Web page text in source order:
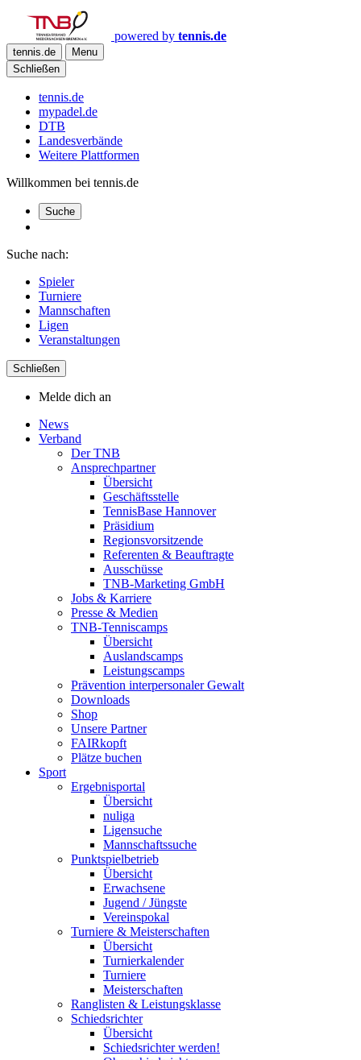
powered by tennis.de
tennis.de
Menu
Schließen
tennis.de
mypadel.de
DTB
Landesverbände
Weitere Plattformen
Willkommen bei tennis.de
Suche
Suche nach:
Spieler
Turniere
Mannschaften
Ligen
Veranstaltungen
Schließen
Melde dich an
News
Verband
Der TNB
Ansprechpartner
Übersicht
Geschäftsstelle
TennisBase Hannover
Präsidium
Regionsvorsitzende
Referenten & Beauftragte
Ausschüsse
TNB-Marketing GmbH
Jobs & Karriere
Presse & Medien
TNB-Tenniscamps
Übersicht
Auslandscamps
Leistungscamps
Prävention interpersonaler Gewalt
Downloads
Shop
Unsere Partner
FAIRkopft
Plätze buchen
Sport
Ergebnisportal
Übersicht
nuliga
Ligensuche
Mannschaftssuche
Punktspielbetrieb
Übersicht
Erwachsene
Jugend / Jüngste
Vereinspokal
Turniere & Meisterschaften
Übersicht
Turnierkalender
Turniere
Meisterschaften
Ranglisten & Leistungsklasse
Schiedsrichter
Übersicht
Schiedsrichter werden!